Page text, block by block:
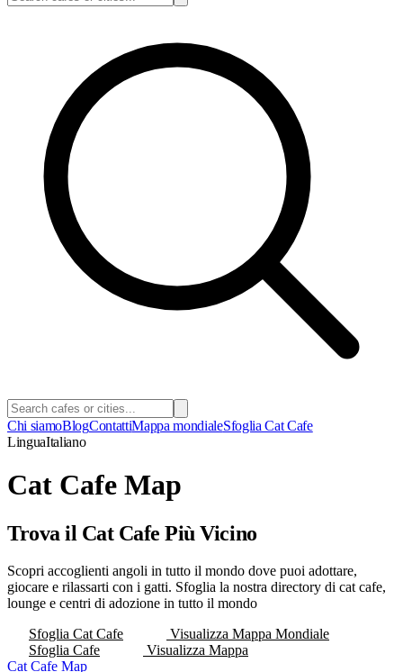
Chi siamoBlogContattiMappa mondialeSfoglia Cat Cafe
LinguaItaliano
Cat Cafe Map
Trova il Cat Cafe Più Vicino
Scopri accoglienti angoli in tutto il mondo dove puoi adottare,
giocare e rilassarti con i gatti. Sfoglia la nostra directory di cat cafe,
lounge e centri di adozione in tutto il mondo
Sfoglia Cat Cafe
Visualizza Mappa Mondiale
Sfoglia Cafe
Visualizza Mappa
Cat Cafe Map